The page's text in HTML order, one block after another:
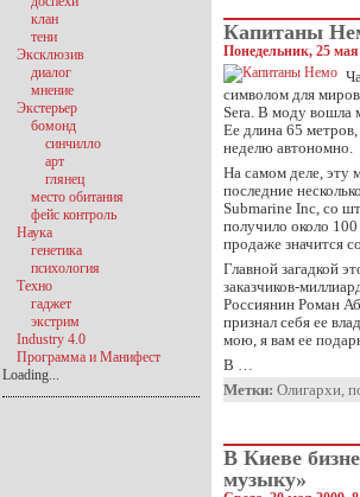
Капитаны
Понедельник, 25 мая
символом для
Sera. В моду вошла
Ее длина 65
неделю автономно.
На самом деле, эту
последние
Submarine Inc, со
получило около
продаже значится
Главной загадкой
заказчиков-
Россиянин Роман
признал себя ее
мою, я вам ее
В …
Метки: Олигархи,
В Киеве
музыку»
клан
тени
Эксклюзив
диалог
мнение
Экстерьер
бомонд
синчилло
арт
глянец
место обитания
фейс контроль
Наука
генетика
психология
Техно
гаджет
экстрим
Industry 4.0
Программа и Манифест
Loading...